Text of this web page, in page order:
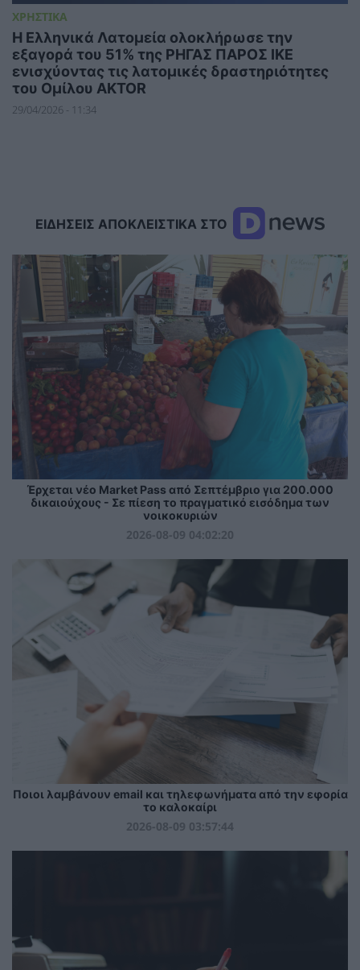
ΧΡΗΣΤΙΚΑ
H Ελληνικά Λατομεία ολοκλήρωσε την
εξαγορά του 51% της ΡΗΓΑΣ ΠΑΡΟΣ ΙΚΕ
ενισχύοντας τις λατομικές δραστηριότητες
του Ομίλου AKTOR
29/04/2026 - 11:34
ΕΙΔΗΣΕΙΣ ΑΠΟΚΛΕΙΣΤΙΚΑ ΣΤΟ
Έρχεται νέο Market Pass από Σεπτέμβριο για 200.000
δικαιούχους - Σε πίεση το πραγματικό εισόδημα των
νοικοκυριών
2026-08-09 04:02:20
Ποιοι λαμβάνουν email και τηλεφωνήματα από την εφορία
το καλοκαίρι
2026-08-09 03:57:44